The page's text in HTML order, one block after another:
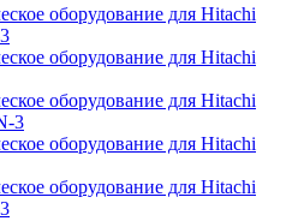
оборудование для Hitachi
оборудование для Hitachi
оборудование для Hitachi
3
оборудование для Hitachi
оборудование для Hitachi